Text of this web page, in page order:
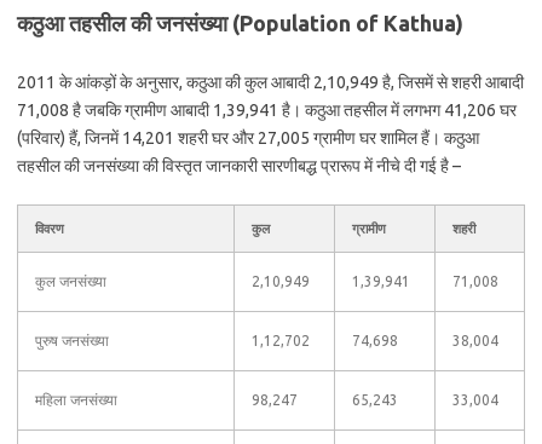
कठुआ तहसील की जनसंख्या (Population of Kathua)
2011 के आंकड़ों के अनुसार, कठुआ की कुल आबादी 2,10,949 है, जिसमें से शहरी आबादी
71,008 है जबकि ग्रामीण आबादी 1,39,941 है। कठुआ तहसील में लगभग 41,206 घर
(परिवार) हैं, जिनमें 14,201 शहरी घर और 27,005 ग्रामीण घर शामिल हैं। कठुआ
तहसील की जनसंख्या की विस्तृत जानकारी सारणीबद्ध प्रारूप में नीचे दी गई है –
विवरण कुल ग्रामीण शहरी
कुल जनसंख्या 2,10,949 1,39,941 71,008
पुरुष जनसंख्या 1,12,702 74,698 38,004
महिला जनसंख्या 98,247 65,243 33,004